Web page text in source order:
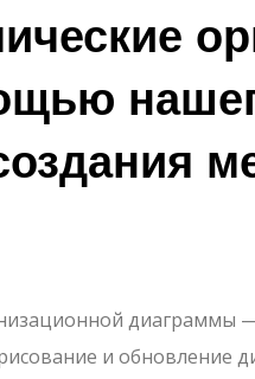
диаграммы
и обновление